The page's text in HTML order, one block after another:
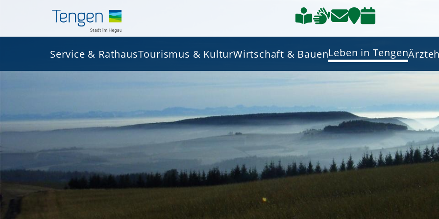
Service & RathausTourismus & KulturWirtschaft & BauenLeben in Tengen